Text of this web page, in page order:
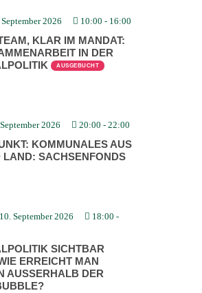
2026 10:00 - 16:00
KLAR IM MANDAT:
IN DER
AUSGEBUCHT
2026 20:00 - 22:00
KOMMU­NALES AUS
LAND: SACHSEN­FONDS
September 2026 18:00 -
SICHTBAR
ERREICHT MAN
AUSSERHALB DER E